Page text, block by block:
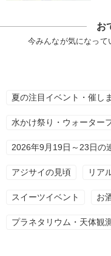
お
今みんなが気になって
夏の注目イベント・催し
水かけ祭り・ウォーター
2026年9月19日～23日の
アジサイの見頃 リア
スイーツイベント お
プラネタリウム・天体観測